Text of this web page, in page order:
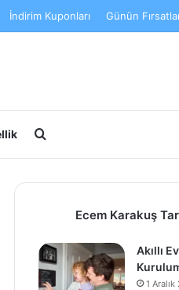
İndirim Kuponları Günün
Arama yap ...
Ecem Karakuş
Akıllı
1